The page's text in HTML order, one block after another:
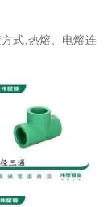
式,热熔、电熔连